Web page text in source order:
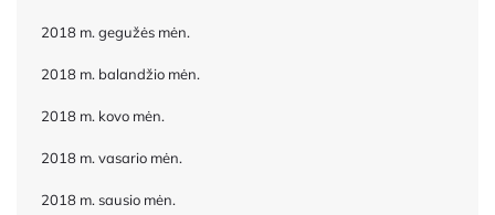
2018 m. gegužės mėn.
2018 m. balandžio mėn.
2018 m. kovo mėn.
2018 m. vasario mėn.
2018 m. sausio mėn.